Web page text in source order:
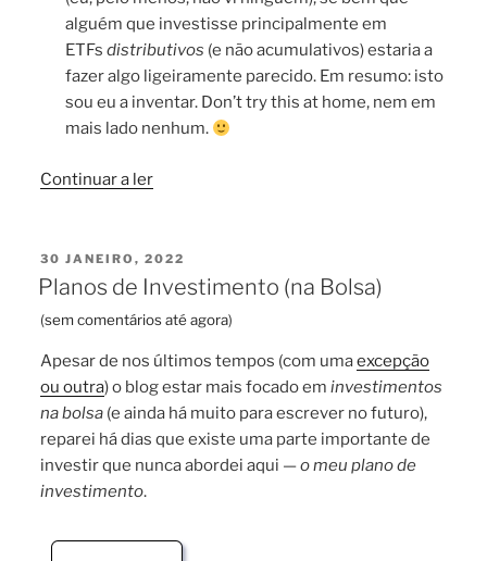
alguém que investisse principalmente em
ETFs distributivos (e não acumulativos) estaria a
fazer algo ligeiramente parecido. Em resumo: isto
sou eu a inventar. Don’t try this at home, nem em
mais lado nenhum.
Continuar a ler“O
de
investimento
Fevereiro
de
2022)”
PUBLICADO
EM
30 JANEIRO, 2022
Planos de Investimento (na Bolsa)
(sem comentários até agora)
Apesar de nos últimos tempos (com umaexcepção
ou outra) o blog estar mais focado eminvestimentos
na bolsa (e ainda há muito para escrever no futuro),
reparei há dias que existe uma parte importante de
investir que nunca abordei aqui —o meu plano de
investimento.